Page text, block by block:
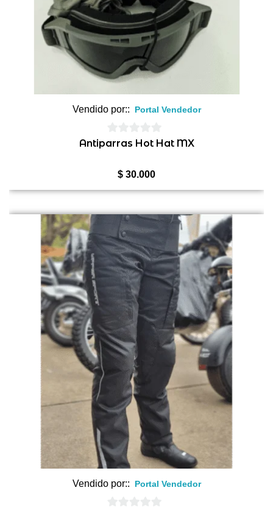
Vendido por:: Portal Vendedor
0
Antiparras Hot Hat MX
$ 30.000
Vendido por:: Portal Vendedor